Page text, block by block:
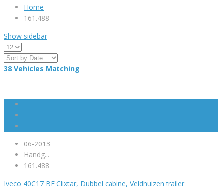
Home
161.488
Show sidebar
38 Vehicles Matching
06-2013
Handg...
161.488
Iveco 40C17 BE Clixtar, Dubbel cabine, Veldhuizen trailer